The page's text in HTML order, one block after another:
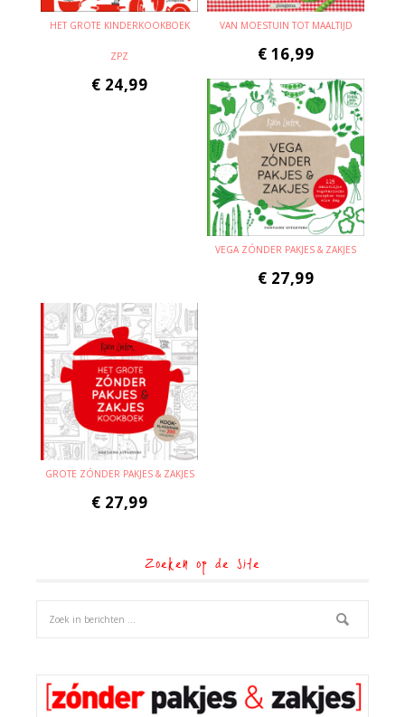
HET GROTE KINDERKOOKBOEK
ZPZ
€ 24,99
VAN MOESTUIN TOT MAALTIJD
€ 16,99
VEGA ZÓNDER PAKJES & ZAKJES
€ 27,99
GROTE ZÓNDER PAKJES & ZAKJES
€ 27,99
Zoeken op de site